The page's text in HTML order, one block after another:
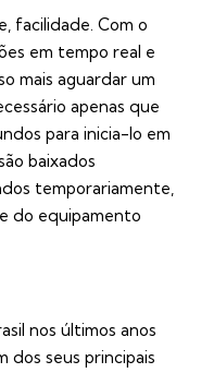
facilidade. Com o
em tempo real e
mais aguardar um
apenas que
para inicia-lo em
baixados
temporariamente,
do equipamento
nos últimos anos
dos seus principais